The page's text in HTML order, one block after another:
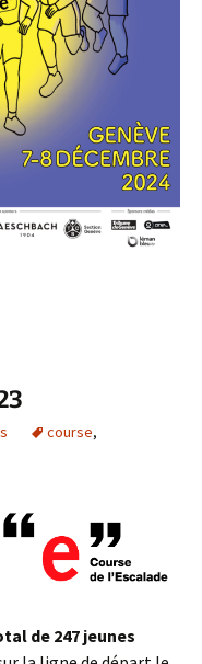
la Course de l’Escalade
course,
de 247 jeunes